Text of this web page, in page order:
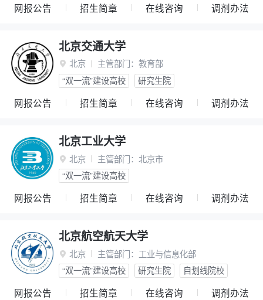
网报公告 招生简章 在线咨询 调剂办法
北京交通大学
 北京 主管部门： 教育部
“双一流”建设高校
研究生院
网报公告 招生简章 在线咨询 调剂办法
北京工业大学
 北京 主管部门： 北京市
“双一流”建设高校
网报公告 招生简章 在线咨询 调剂办法
北京航空航天大学
 北京 主管部门： 工业与信息化部
“双一流”建设高校
研究生院 自划线院校
网报公告 招生简章 在线咨询 调剂办法